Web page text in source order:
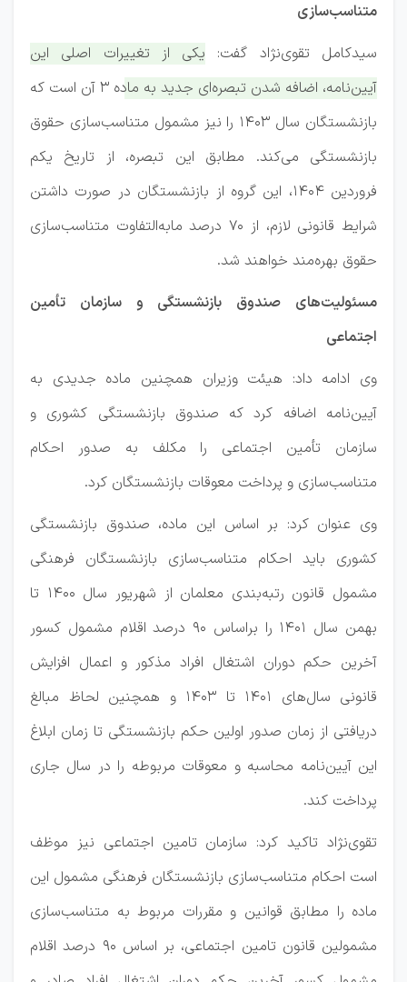
متناسب‌سازی
سیدکامل تقوی‌نژاد گفت: یکی از تغییرات اصلی این
آیین‌نامه، اضافه شدن تبصره‌ای جدید به ماده ۳ آن است که
بازنشستگان سال ۱۴۰۳ را نیز مشمول متناسب‌سازی حقوق
بازنشستگی می‌کند. مطابق این تبصره، از تاریخ یکم
فروردین ۱۴۰۴، این گروه از بازنشستگان در صورت داشتن
شرایط قانونی لازم، از ۷۰ درصد مابه‌التفاوت متناسب‌سازی
حقوق بهره‌مند خواهند شد.
مسئولیت‌های صندوق بازنشستگی و سازمان تأمین
اجتماعی
وی ادامه داد: هیئت وزیران همچنین ماده جدیدی به
آیین‌نامه اضافه کرد که صندوق بازنشستگی کشوری و
سازمان تأمین اجتماعی را مکلف به صدور احکام
متناسب‌سازی و پرداخت معوقات بازنشستگان کرد.
وی عنوان کرد: بر اساس این ماده، صندوق بازنشستگی
کشوری باید احکام متناسب‌سازی بازنشستگان فرهنگی
مشمول قانون رتبه‌بندی معلمان از شهریور سال ۱۴۰۰ تا
بهمن سال ۱۴۰۱ را براساس ۹۰ درصد اقلام مشمول کسور
آخرین حکم دوران اشتغال افراد مذکور و اعمال افزایش
قانونی سال‌های ۱۴۰۱ تا ۱۴۰۳ و همچنین لحاظ مبالغ
دریافتی از زمان صدور اولین حکم بازنشستگی تا زمان ابلاغ
این آیین‌نامه محاسبه و معوقات مربوطه را در سال جاری
پرداخت کند.
تقوی‌نژاد تاکید کرد: سازمان تامین اجتماعی نیز موظف
است احکام متناسب‌سازی بازنشستگان فرهنگی مشمول این
ماده را مطابق قوانین و مقررات مربوط به متناسب‌سازی
مشمولین قانون تامین اجتماعی، بر اساس ۹۰ درصد اقلام